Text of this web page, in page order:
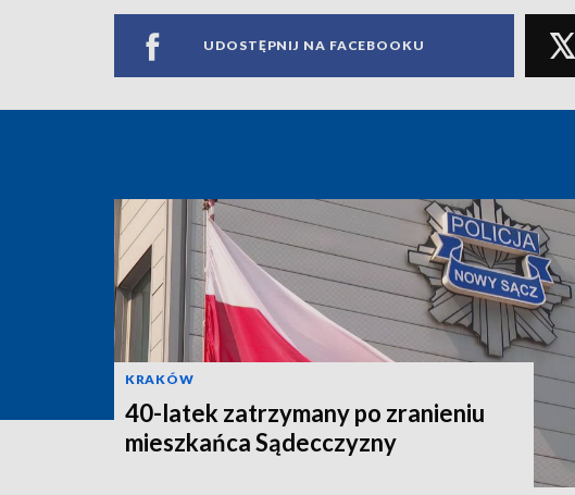
UDOSTĘPNIJ NA FACEBOOKU
KRAKÓW
40-latek zatrzymany po zranieniu
mieszkańca Sądecczyzny